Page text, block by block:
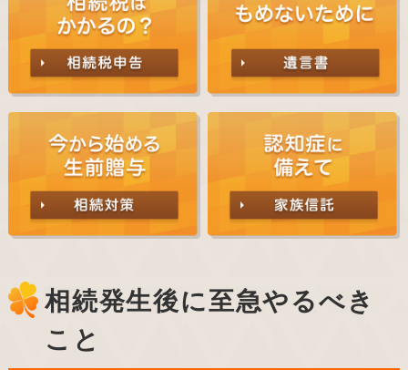
相続発生後に至急やるべき
こと